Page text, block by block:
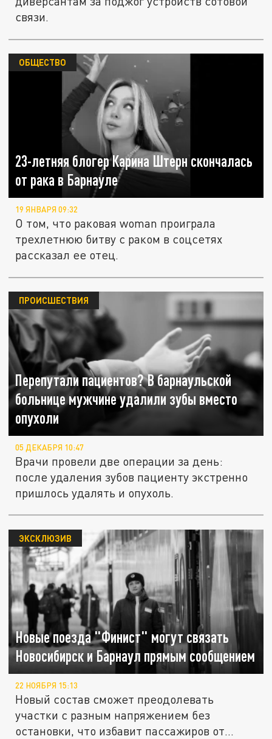
связи.
23-летняя блогер Карина Штерн скончалась
от рака в Барнауле
ОБЩЕСТВО
19 ЯНВАРЯ 09:32
О том, что раковая woman проиграла
трехлетнюю битву с раком в соцсетях
рассказал ее отец.
Перепутали пациентов? В барнаульской
больнице мужчине удалили зубы вместо
опухоли
ПРОИСШЕСТВИЯ
05 ДЕКАБРЯ 10:47
Врачи провели две операции за день:
после удаления зубов пациенту экстренно
пришлось удалять и опухоль.
Новые поезда "Финист" могут связать
Новосибирск и Барнаул прямым сообщением
ЭКСКЛЮЗИВ
22 НОЯБРЯ 15:13
Новый состав сможет преодолевать
участки с разным напряжением без
остановки, что избавит пассажиров от